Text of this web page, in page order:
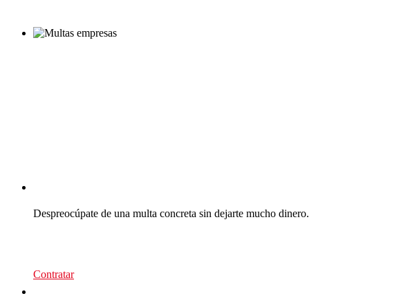
Despreocúpate de una multa concreta sin dejarte mucho dinero.
Contratar